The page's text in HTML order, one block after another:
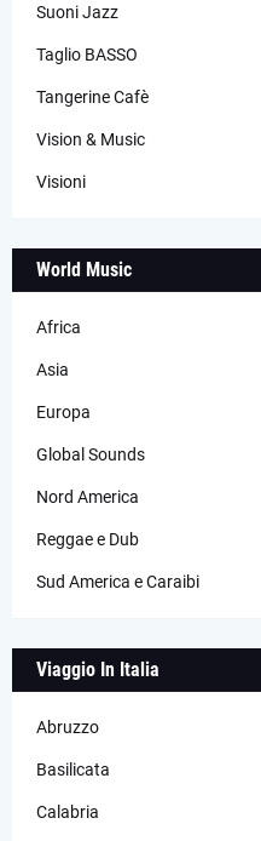
Suoni Jazz
Taglio BASSO
Tangerine Cafè
Vision & Music
Visioni
World Music
Africa
Asia
Europa
Global Sounds
Nord America
Reggae e Dub
Sud America e Caraibi
Viaggio In Italia
Abruzzo
Basilicata
Calabria